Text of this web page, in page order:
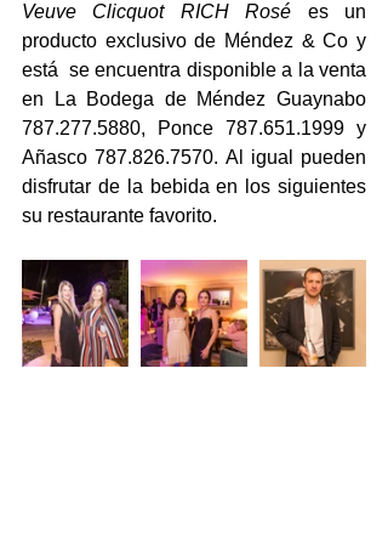
Veuve Clicquot RICH Rosé es un
producto exclusivo de Méndez & Co y
está  se encuentra disponible a la venta
en La Bodega de Méndez Guaynabo
787.277.5880, Ponce 787.651.1999 y
Añasco 787.826.7570. Al igual pueden
disfrutar de la bebida en los siguientes
su restaurante favorito.